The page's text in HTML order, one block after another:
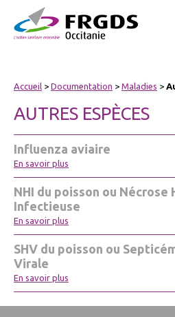
Accueil > Documentation > Maladies >
AUTRES ESPÈCES
Influenza aviaire
En savoir plus
NHI du poisson ou
Infectieuse
En savoir plus
SHV du poisson ou
Virale
En savoir plus